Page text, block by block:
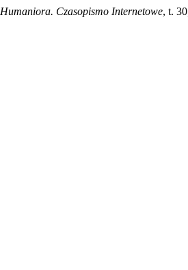
Humaniora. Czasopismo Internetowe, t.